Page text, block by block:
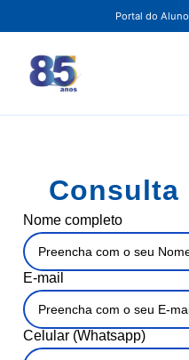
Portal do Aluno
Consulta
Nome completo
E-mail
Celular (Whatsapp)